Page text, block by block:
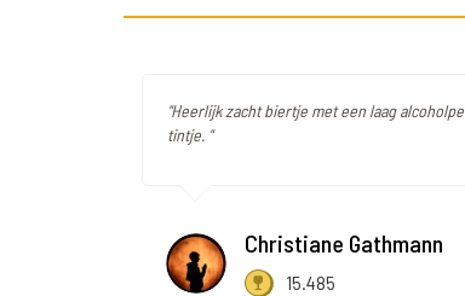
"Heerlijk zacht biertje met een laag
tintje. "
Christiane Gathmann
15.485